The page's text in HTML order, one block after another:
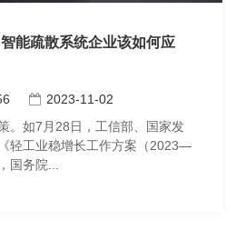
能疏散系统企业该如何应
2023-11-02
。如7月28日，工信部、国家发
轻工业稳增长工作方案（2023—
国务院...